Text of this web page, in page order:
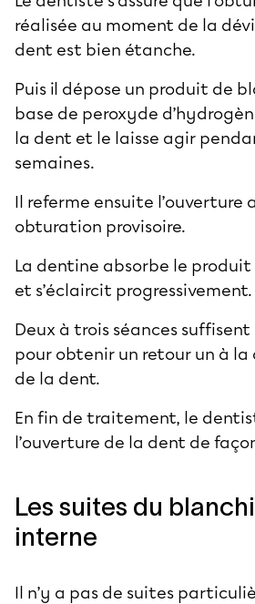
réalisée au moment de la
dent est bien étanche.
Puis il dépose un produit de
base de peroxyde
la dent et le laisse agir
semaines.
Il referme ensuite l’ouverture
obturation provisoire.
La dentine absorbe le
et s’éclaircit progressivement.
Deux à trois séances
pour obtenir un retour un à la
de la dent.
En fin de traitement, le
l’ouverture de la dent de
Les suites du
interne
Il n’y a pas de suites